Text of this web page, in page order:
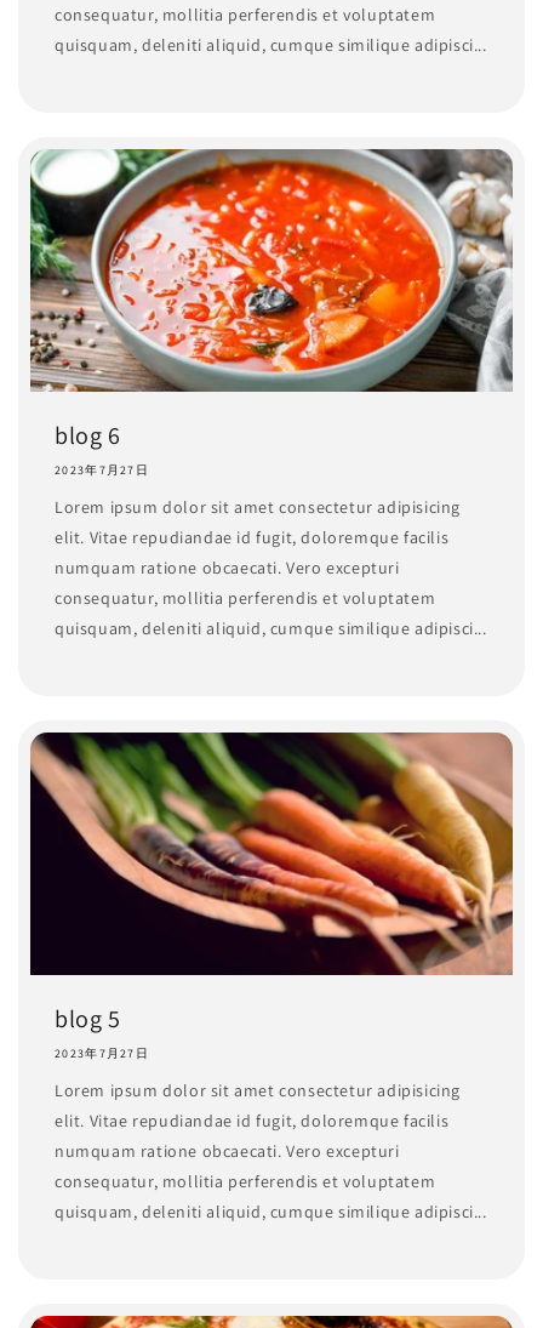
consequatur, mollitia perferendis et voluptatem
quisquam, deleniti aliquid, cumque similique adipisci...
blog 6
2023年7月27日
Lorem ipsum dolor sit amet consectetur adipisicing
elit. Vitae repudiandae id fugit, doloremque facilis
numquam ratione obcaecati. Vero excepturi
consequatur, mollitia perferendis et voluptatem
quisquam, deleniti aliquid, cumque similique adipisci...
blog 5
2023年7月27日
Lorem ipsum dolor sit amet consectetur adipisicing
elit. Vitae repudiandae id fugit, doloremque facilis
numquam ratione obcaecati. Vero excepturi
consequatur, mollitia perferendis et voluptatem
quisquam, deleniti aliquid, cumque similique adipisci...